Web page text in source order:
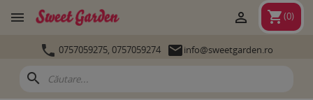
 shopping_cart(0)

 0757059275, 0757059274 info@sweetgarden.ro
search